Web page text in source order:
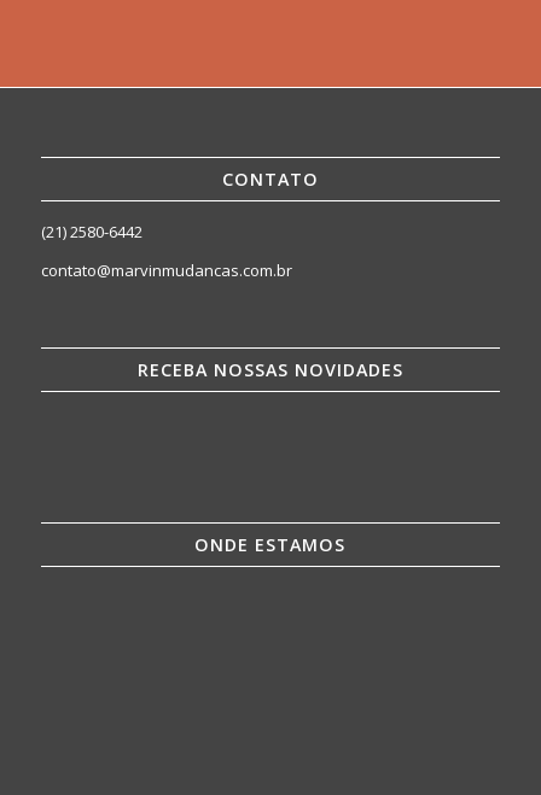
CONTATO
(21) 2580-6442
contato@marvinmudancas.com.br
RECEBA NOSSAS NOVIDADES
ONDE ESTAMOS